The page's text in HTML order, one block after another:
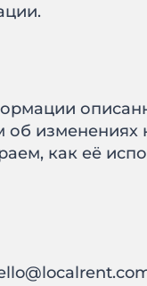
изменениях
как её